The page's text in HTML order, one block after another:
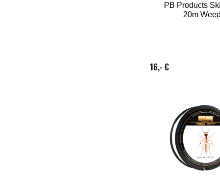
PB Products
20m
16,- €